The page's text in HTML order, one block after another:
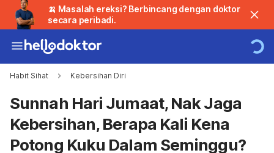
🍌 Masalah ereksi? Berbincang dengan doktor
secara peribadi.
Habit Sihat Kebersihan Diri
Sunnah Hari Jumaat, Nak Jaga
Kebersihan, Berapa Kali Kena
Potong Kuku Dalam Seminggu?